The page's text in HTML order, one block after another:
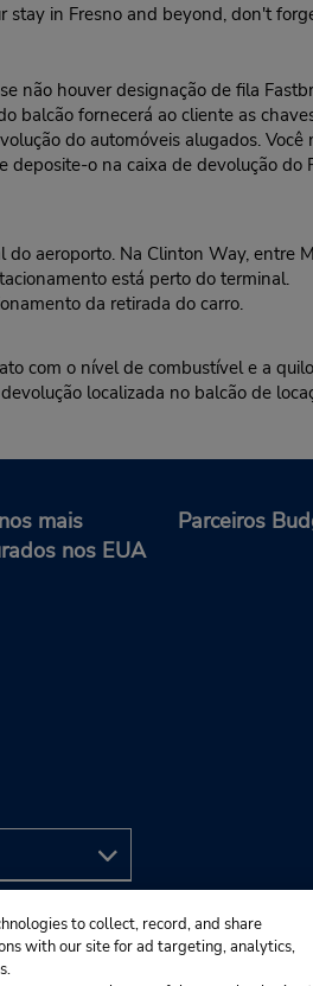
in Fresno and beyond, don't
não houver designação de fila
balcão fornecerá ao cliente as
do automóveis alugados.
o na caixa de devolução
aeroporto. Na Clinton Way, entre
está perto do terminal.
da retirada do carro.
com o nível de combustível e a
localizada no balcão de
mais
nos EUA
Parceiros
to collect, record, and share
with our site for ad targeting, analytics,